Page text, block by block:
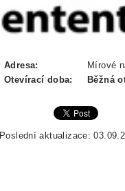
Adresa:
Mírové
Otevírací doba:
Běžná
Poslední aktualizace: